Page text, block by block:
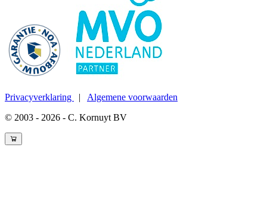
Privacyverklaring | Algemene voorwaarden
© 2003 - 2026 - C. Kornuyt BV